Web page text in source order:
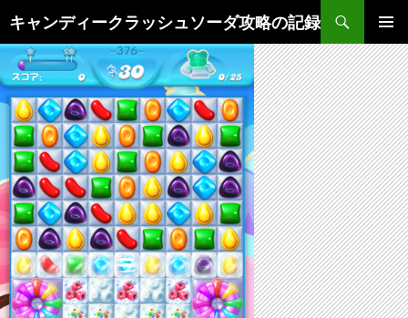
キャンディークラッシュソーダ攻略の記録
索
メインメ
ニュー
ン
テ
ン
ツ
へ
ス
キ
ッ
プ